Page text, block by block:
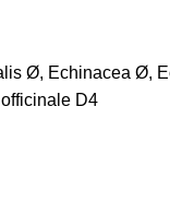
Ø, Echinacea Ø,
D4